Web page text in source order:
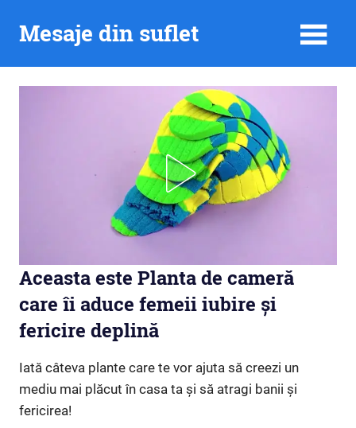
Mesaje din suflet
Aceasta este Planta de cameră
care îi aduce femeii iubire și
fericire deplină
Iată câteva plante care te vor ajuta să creezi un
mediu mai plăcut în casa ta și să atragi banii și
fericirea!